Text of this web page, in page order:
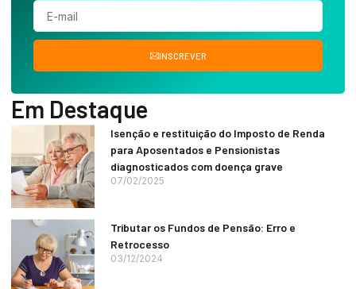
INSCREVER
Em Destaque
Isenção e restituição do Imposto de Renda
para Aposentados e Pensionistas
diagnosticados com doença grave
07/02/2025
Tributar os Fundos de Pensão: Erro e
Retrocesso
03/12/2024